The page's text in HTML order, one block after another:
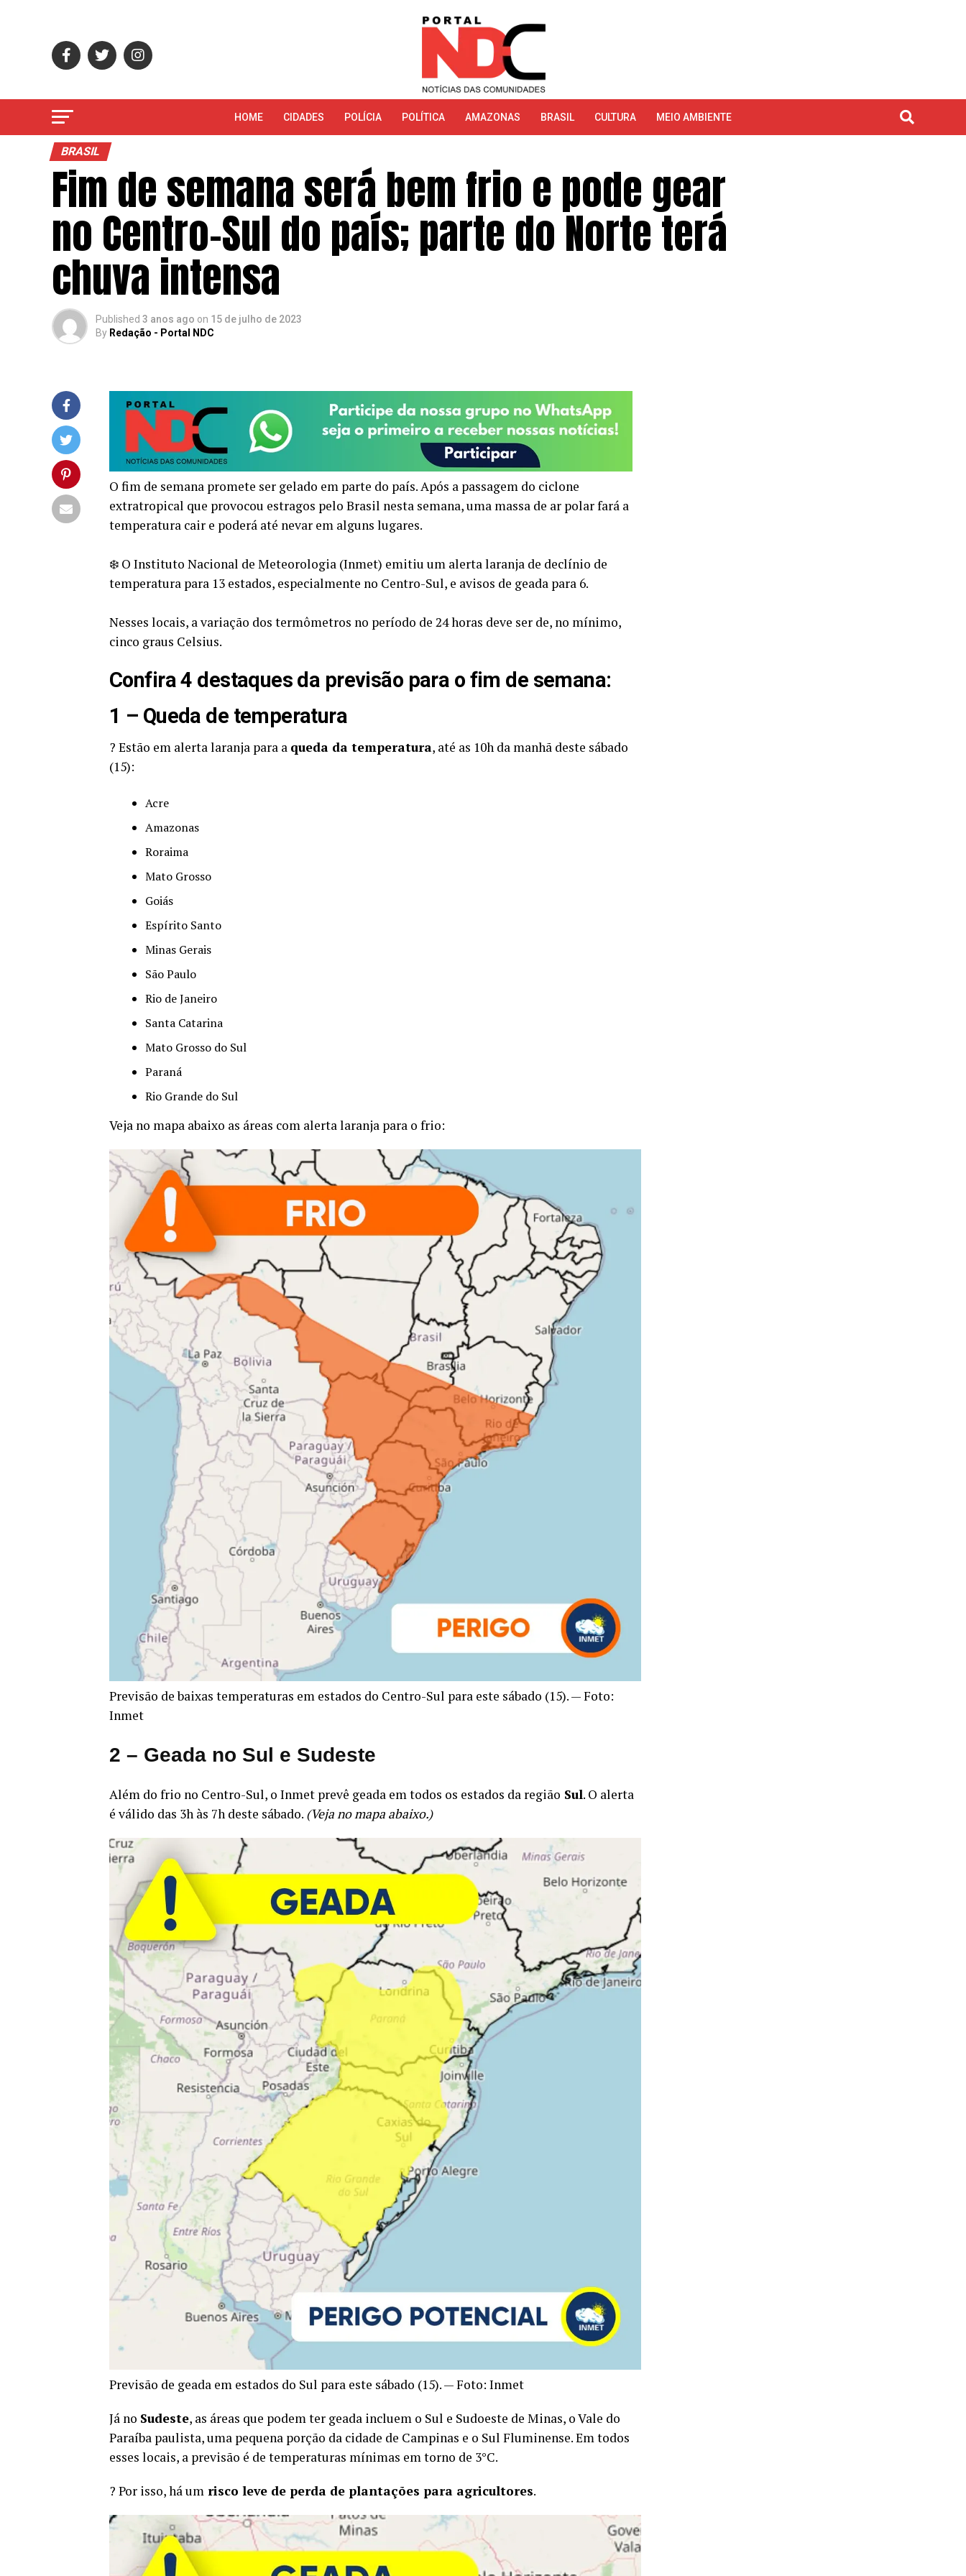
HOME CIDADES POLÍCIA POLÍTICA AMAZONAS BRASIL CULTURA MEIO AMBIENTE
BRASIL
Fim de semana será bem frio e pode gear
no Centro-Sul do país; parte do Norte terá
chuva intensa
Published 3 anos ago on 15 de julho de 2023
By Redação - Portal NDC
O fim de semana promete ser gelado em parte do país. Após a passagem do ciclone
extratropical que provocou estragos pelo Brasil nesta semana, uma massa de ar polar fará a
temperatura cair e poderá até nevar em alguns lugares.
❄️ O Instituto Nacional de Meteorologia (Inmet) emitiu um alerta laranja de declínio de
temperatura para 13 estados, especialmente no Centro-Sul, e avisos de geada para 6.
Nesses locais, a variação dos termômetros no período de 24 horas deve ser de, no mínimo,
cinco graus Celsius.
Confira 4 destaques da previsão para o fim de semana:
1 – Queda de temperatura
? Estão em alerta laranja para a queda da temperatura, até as 10h da manhã deste sábado
(15):
Acre
Amazonas
Roraima
Mato Grosso
Goiás
Espírito Santo
Minas Gerais
São Paulo
Rio de Janeiro
Santa Catarina
Mato Grosso do Sul
Paraná
Rio Grande do Sul
Veja no mapa abaixo as áreas com alerta laranja para o frio:
Previsão de baixas temperaturas em estados do Centro-Sul para este sábado (15). — Foto:
Inmet
2 – Geada no Sul e Sudeste
Além do frio no Centro-Sul, o Inmet prevê geada em todos os estados da região Sul. O alerta
é válido das 3h às 7h deste sábado. (Veja no mapa abaixo.)
Previsão de geada em estados do Sul para este sábado (15). — Foto: Inmet
Já no Sudeste, as áreas que podem ter geada incluem o Sul e Sudoeste de Minas, o Vale do
Paraíba paulista, uma pequena porção da cidade de Campinas e o Sul Fluminense. Em todos
esses locais, a previsão é de temperaturas mínimas em torno de 3°C.
? Por isso, há um risco leve de perda de plantações para agricultores.